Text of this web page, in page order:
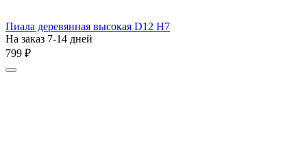
Пиала деревянная высокая D12 H7
На заказ 7-14 дней
‍799‍ ₽